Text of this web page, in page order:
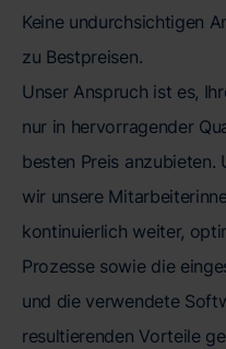
Keine undurchsichtigen
zu Bestpreisen.
Unser Anspruch ist es,
nur in hervorragender
besten Preis anzubieten.
wir unsere
kontinuierlich weiter,
Prozesse sowie die
und die verwendete
resultierenden Vorteile